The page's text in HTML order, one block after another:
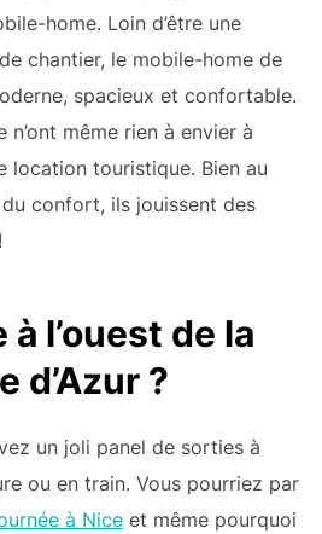
home. Loin d’être une
chantier, le mobile-home de
spacieux et confortable.
même rien à envier à
location touristique. Bien au
confort, ils jouissent des
à l’ouest de la
d’Azur ?
un joli panel de sorties à
ou en train. Vous pourriez par
à Niceet même pourquoi